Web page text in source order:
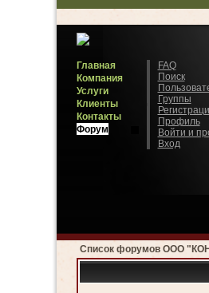
Главная
Компания
Услуги
Клиенты
Контакты
Форум
FAQ
Поиск
Группы
Профиль
Войти и
Вход
Список форумов ООО